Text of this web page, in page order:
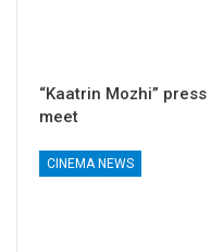
“Kaatrin Mozhi” press
meet
CINEMA NEWS